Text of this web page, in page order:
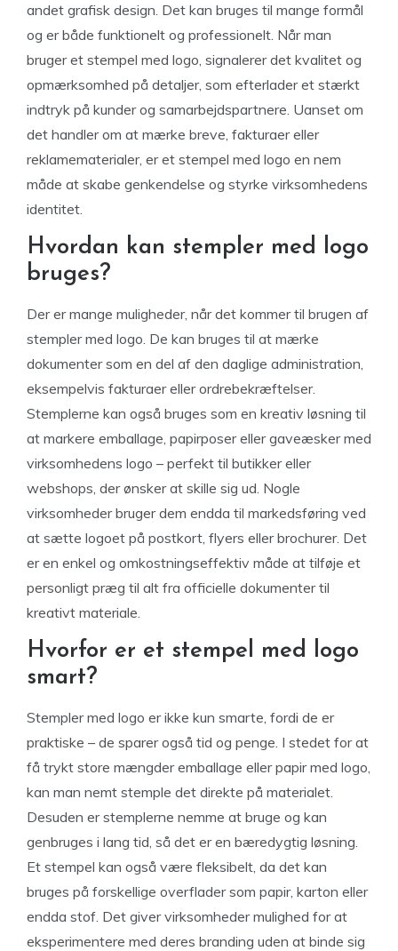
andet grafisk design. Det kan bruges til mange formål
og er både funktionelt og professionelt. Når man
bruger et stempel med logo, signalerer det kvalitet og
opmærksomhed på detaljer, som efterlader et stærkt
indtryk på kunder og samarbejdspartnere. Uanset om
det handler om at mærke breve, fakturaer eller
reklamematerialer, er et stempel med logo en nem
måde at skabe genkendelse og styrke virksomhedens
identitet.
Hvordan kan stempler med logo
bruges?
Der er mange muligheder, når det kommer til brugen af
stempler med logo. De kan bruges til at mærke
dokumenter som en del af den daglige administration,
eksempelvis fakturaer eller ordrebekræftelser.
Stemplerne kan også bruges som en kreativ løsning til
at markere emballage, papirposer eller gaveæsker med
virksomhedens logo – perfekt til butikker eller
webshops, der ønsker at skille sig ud. Nogle
virksomheder bruger dem endda til markedsføring ved
at sætte logoet på postkort, flyers eller brochurer. Det
er en enkel og omkostningseffektiv måde at tilføje et
personligt præg til alt fra officielle dokumenter til
kreativt materiale.
Hvorfor er et stempel med logo
smart?
Stempler med logo er ikke kun smarte, fordi de er
praktiske – de sparer også tid og penge. I stedet for at
få trykt store mængder emballage eller papir med logo,
kan man nemt stemple det direkte på materialet.
Desuden er stemplerne nemme at bruge og kan
genbruges i lang tid, så det er en bæredygtig løsning.
Et stempel kan også være fleksibelt, da det kan
bruges på forskellige overflader som papir, karton eller
endda stof. Det giver virksomheder mulighed for at
eksperimentere med deres branding uden at binde sig